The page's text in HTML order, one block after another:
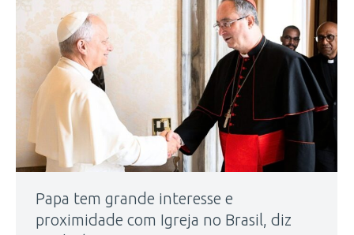
Papa tem grande interesse e
proximidade com Igreja no Brasil, diz